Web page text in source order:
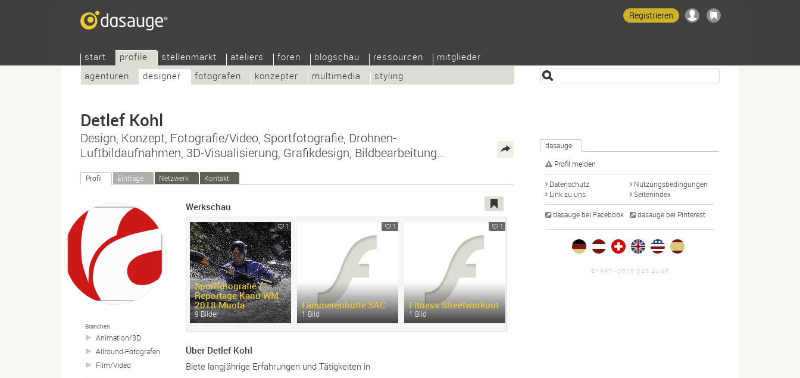
start
profile
agenturen
designer fotografen konzepter multimedia styling
stellenmarkt ateliers foren blogschau ressourcen mitglieder
Registrieren
Detlef Kohl
Design, Konzept, Fotografie/Video, Sportfotografie, Drohnen-
Luftbildaufnahmen, 3D-Visualisierung, Grafikdesign, Bildbearbeitung…
Profil Einträge Netzwerk Kontakt
Branchen
Animation/3D
Allround-Fotografen
Film/Video
Werkschau
1
Sportfotografie /
Reportage Kanu WM
2018 Muota
9 Bilder
1
Lämmerenhütte SAC
1 Bild
1
Fitness Streetworkout
1 Bild
Über Detlef Kohl
Biete langjährige Erfahrungen und Tätigkeiten in
dasauge
Profil melden
Datenschutz
Nutzungsbedingungen
Link zu uns
Seitenindex
dasauge bei Facebook dasauge bei Pinterest
©1997—2026 DAS AUGE